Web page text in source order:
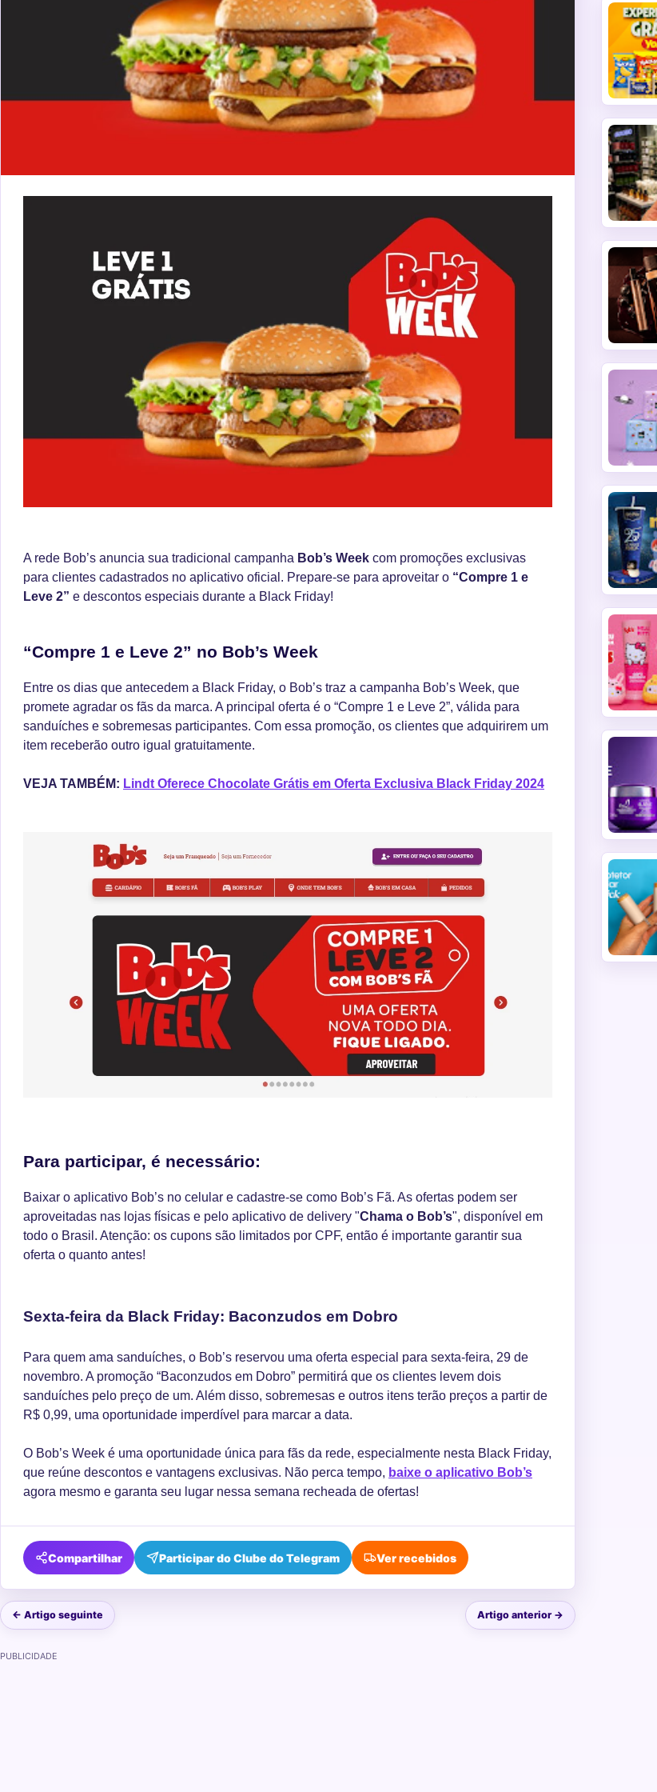
A rede Bob’s anuncia sua tradicional campanha Bob’s Week com promoções exclusivas
para clientes cadastrados no aplicativo oficial. Prepare-se para aproveitar o “Compre 1 e
Leve 2” e descontos especiais durante a Black Friday!
“Compre 1 e Leve 2” no Bob’s Week
Entre os dias que antecedem a Black Friday, o Bob’s traz a campanha Bob’s Week, que
promete agradar os fãs da marca. A principal oferta é o “Compre 1 e Leve 2”, válida para
sanduíches e sobremesas participantes. Com essa promoção, os clientes que adquirirem um
item receberão outro igual gratuitamente.
VEJA TAMBÉM: Lindt Oferece Chocolate Grátis em Oferta Exclusiva Black Friday 2024
Para participar, é necessário:
Baixar o aplicativo Bob’s no celular e cadastre-se como Bob’s Fã. As ofertas podem ser
aproveitadas nas lojas físicas e pelo aplicativo de delivery "Chama o Bob’s", disponível em
todo o Brasil. Atenção: os cupons são limitados por CPF, então é importante garantir sua
oferta o quanto antes!
Sexta-feira da Black Friday: Baconzudos em Dobro
Para quem ama sanduíches, o Bob’s reservou uma oferta especial para sexta-feira, 29 de
novembro. A promoção “Baconzudos em Dobro” permitirá que os clientes levem dois
sanduíches pelo preço de um. Além disso, sobremesas e outros itens terão preços a partir de
R$ 0,99, uma oportunidade imperdível para marcar a data.
O Bob’s Week é uma oportunidade única para fãs da rede, especialmente nesta Black Friday,
que reúne descontos e vantagens exclusivas. Não perca tempo, baixe o aplicativo Bob’s
agora mesmo e garanta seu lugar nessa semana recheada de ofertas!
Compartilhar Participar do Clube do Telegram Ver recebidos
← Artigo seguinte Artigo anterior →
PUBLICIDADE